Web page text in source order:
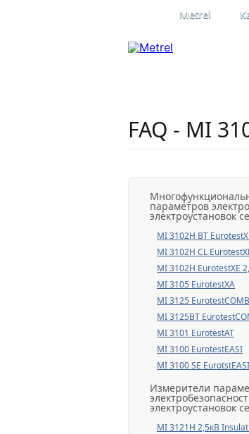
Metrel
FAQ - MI
параметров
электроустановок
MI 3102H BT
MI 3102H CL
MI 3102H EurotestXE
MI 3105 EurotestXA
MI 3125
MI 3125BT
MI 3101 EurotestAT
MI 3100 EurotestEASI
MI 3100 SE EurotstEASI
Измерители
электроустановок
MI 3121H 2,5кВ